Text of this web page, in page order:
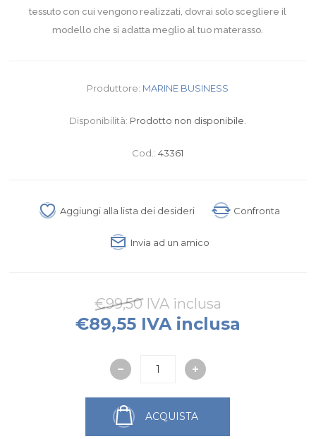
tessuto con cui vengono realizzati, dovrai solo scegliere il
modello che si adatta meglio al tuo materasso.
Produttore: MARINE BUSINESS
Disponibilità: Prodotto non disponibile.
Cod.: 43361
Aggiungi alla lista dei desideri Confronta
Invia ad un amico
€99,50 IVA inclusa
€89,55 IVA inclusa
ACQUISTA